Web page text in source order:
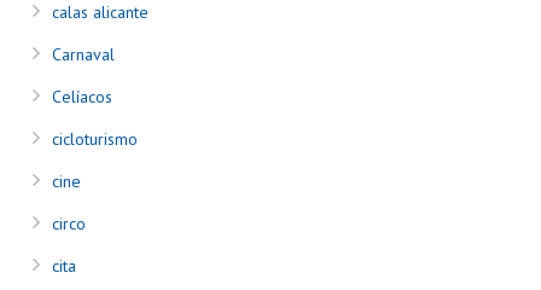
calas alicante
Carnaval
Celíacos
cicloturismo
cine
circo
cita